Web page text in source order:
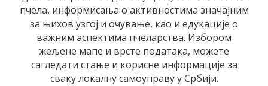
пчела, информисања о активностима значајним
за њихов узгој и очување, као и едукације о
важним аспектима пчеларства. Избором
жељене мапе и врсте података, можете
сагледати стање и корисне информације за
сваку локалну самоуправу у Србији.